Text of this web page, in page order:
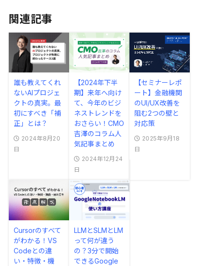
関連記事
誰も教えてくれ
ないAIプロジェ
クトの真実。最
初にすべき「補
正」とは？
2024年8月20
日
【2024年下半
期】来年へ向け
て、今年のビジ
ネストレンドを
おさらい！CMO
吉澤のコラム人
気記事まとめ
2024年12月24
日
【セミナーレポ
ート】金融機関
のUI/UX改善を
阻む2つの壁と
対応策
2025年9月18
日
Cursorのすべて
がわかる！VS
Codeとの違
い・特徴・機
LLMとSLMとLM
って何が違う
の？3分で開始
できるGoogle